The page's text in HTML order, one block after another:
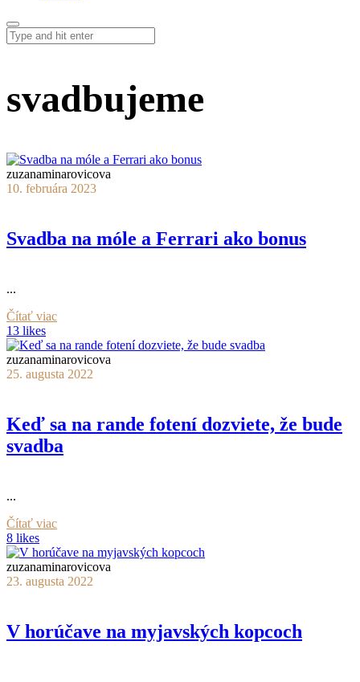
svadbujeme
zuzanaminarovicova
10. februára 2023
Svadba na móle a Ferrari ako bonus
...
Čítať viac
13 likes
zuzanaminarovicova
25. augusta 2022
Keď sa na rande fotení dozviete, že bude
svadba
...
Čítať viac
8 likes
zuzanaminarovicova
23. augusta 2022
V horúčave na myjavských kopcoch